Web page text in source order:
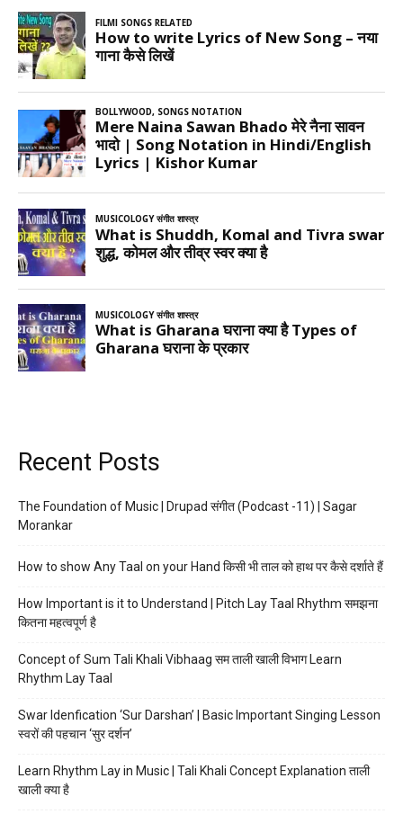
Recent Posts
The Foundation of Music | Drupad संगीत (Podcast -11) | Sagar
Morankar
How to show Any Taal on your Hand किसी भी ताल को हाथ पर कैसे दर्शाते हैं
How Important is it to Understand | Pitch Lay Taal Rhythm समझना
कितना महत्वपूर्ण है
Concept of Sum Tali Khali Vibhaag सम ताली खाली विभाग Learn
Rhythm Lay Taal
Swar Idenfication ‘Sur Darshan’ | Basic Important Singing Lesson
स्वरों की पहचान ‘सुर दर्शन’
Learn Rhythm Lay in Music | Tali Khali Concept Explanation ताली
खाली क्या है